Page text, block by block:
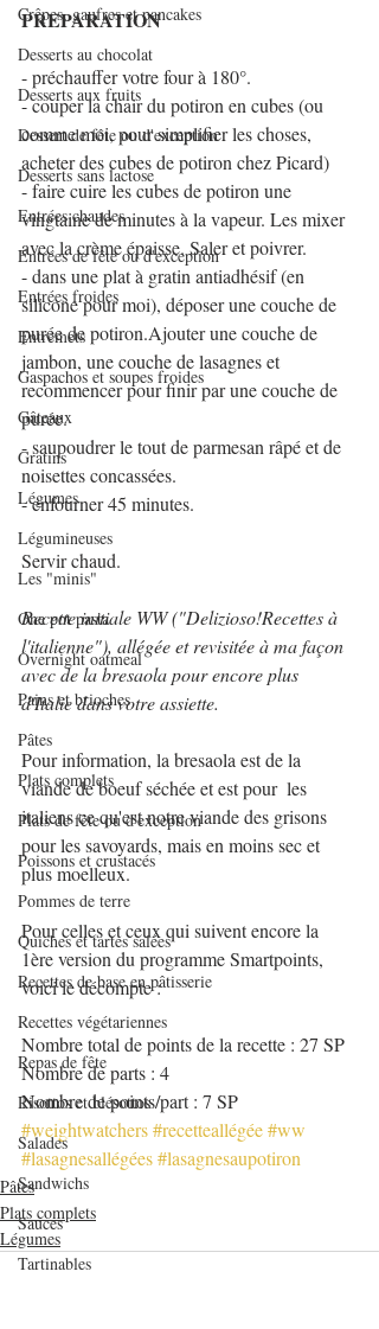
Crêpes, gaufres et pancakes
Desserts au chocolat
Desserts aux fruits
Dessert de fête ou d'exception
Desserts sans lactose
Entrées chaudes
Entrées de fête ou d'exception
Entrées froides
Entremets
Gaspachos et soupes froides
Gâteaux
Gratins
Légumes
Légumineuses
Les "minis"
One pot pasta
Overnight oatmeal
Pains et brioches
Pâtes
Plats complets
Plats de fête ou d'exception
Poissons et crustacés
Pommes de terre
Quiches et tartes salées
Recettes de base en pâtisserie
Recettes végétariennes
Repas de fête
Risottos et blésottos
Salades
Sandwichs
Sauces
Tartinables
PREPARATION
- préchauffer votre four à 180°.
- couper la chair du potiron en cubes (ou
comme moi, pour simplifier les choses,
acheter des cubes de potiron chez Picard)
- faire cuire les cubes de potiron une
vingtaine de minutes à la vapeur. Les mixer
avec la crème épaisse. Saler et poivrer.
- dans une plat à gratin antiadhésif (en
silicone pour moi), déposer une couche de
purée de potiron.Ajouter une couche de
jambon, une couche de lasagnes et
recommencer pour finir par une couche de
purée.
- saupoudrer le tout de parmesan râpé et de
noisettes concassées.
- enfourner 45 minutes.
Servir chaud.
Recette initiale WW ("Delizioso!Recettes à
l'italienne"), allégée et revisitée à ma façon
avec de la bresaola pour encore plus
d'Italie dans votre assiette.
Pour information, la bresaola est de la
viande de boeuf séchée et est pour  les
italiens ce qu'est notre viande des grisons
pour les savoyards, mais en moins sec et
plus moelleux.
Pour celles et ceux qui suivent encore la
1ère version du programme Smartpoints,
voici le décompte :
Nombre total de points de la recette : 27 SP
Nombre de parts : 4
Nombre de points/part : 7 SP
#weightwatchers#recetteallégée#ww
#lasagnesallégées#lasagnesaupotiron
Pâtes
Plats complets
Légumes